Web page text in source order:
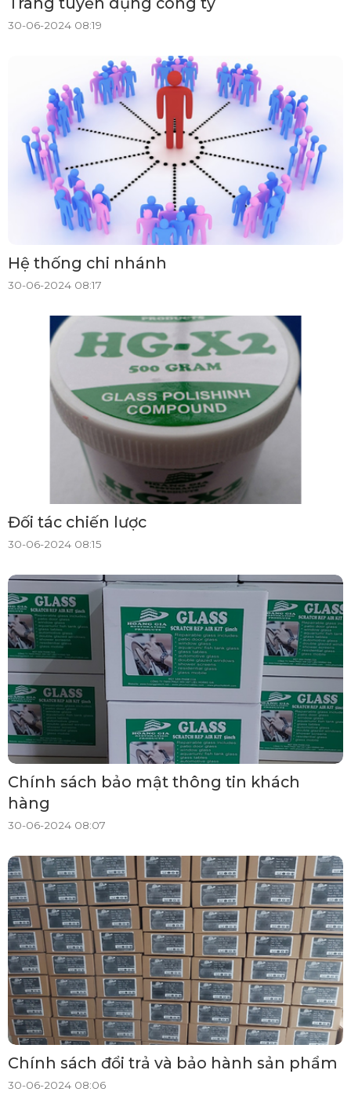
30-06-2024 08:19
Hệ thống chi nhánh
30-06-2024 08:17
Đối tác chiến lược
30-06-2024 08:15
Chính sách bảo mật thông tin khách
hàng
30-06-2024 08:07
Chính sách đổi trả và bảo hành sản phẩm
30-06-2024 08:06